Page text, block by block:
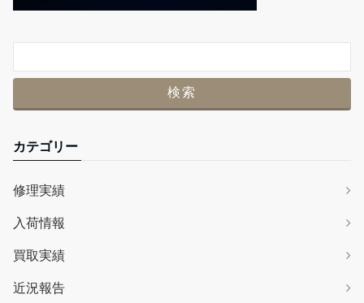
カテゴリー
修理実績
入荷情報
買取実績
近況報告